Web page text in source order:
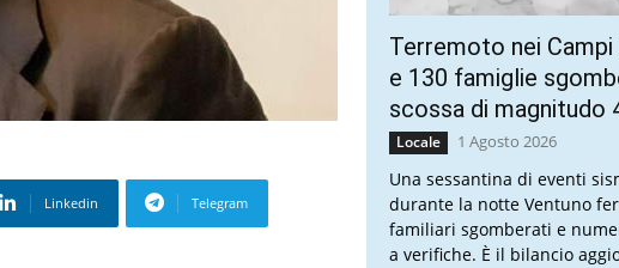
Linkedin Telegram
Terremoto nei
e 130 famiglie
scossa di magnitudo
Locale 1 Agosto 2026
Una sessantina di eventi
durante la notte Ventuno
familiari sgomberati e
a verifiche. È il bilancio